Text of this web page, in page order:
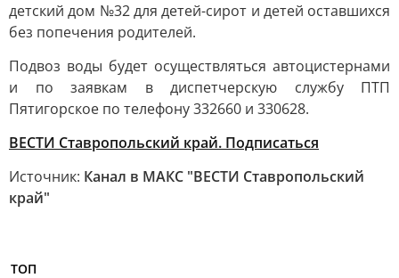
детский дом №32 для детей-сирот и детей оставшихся
без попечения родителей.
Подвоз воды будет осуществляться автоцистернами
и по заявкам в диспетчерскую службу ПТП
Пятигорское по телефону 332660 и 330628.
ВЕСТИ Ставропольский край. Подписаться
Источник: Канал в МАКС "ВЕСТИ Ставропольский
край"
ТОП